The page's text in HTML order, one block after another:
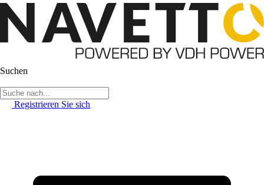
Suchen
Registrieren Sie sich